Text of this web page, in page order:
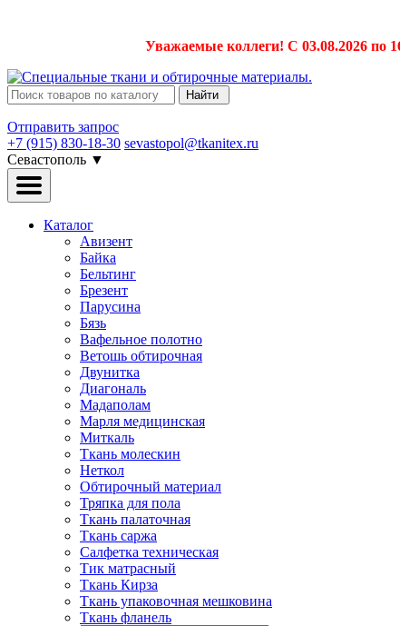
Уважаемые коллеги! С 03.08.2026 по
Найти
Отправить запрос
+7 (915) 830-18-30 sevastopol@tkanitex.ru
Севастополь ▼
Каталог
Авизент
Байка
Бельтинг
Брезент
Парусина
Бязь
Вафельное полотно
Ветошь обтирочная
Двунитка
Диагональ
Мадаполам
Марля медицинская
Миткаль
Ткань молескин
Неткол
Обтирочный материал
Тряпка для пола
Ткань палаточная
Ткань саржа
Салфетка техническая
Тик матрасный
Ткань Кирза
Ткань упаковочная мешковина
Ткань фланель